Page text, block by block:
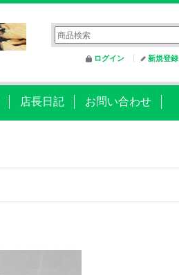
ログイン 新規登録
店長日記 お問い合わせ